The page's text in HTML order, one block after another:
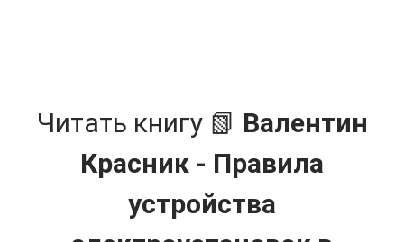
Читать книгу 📗 Валентин
Красник - Правила
устройства